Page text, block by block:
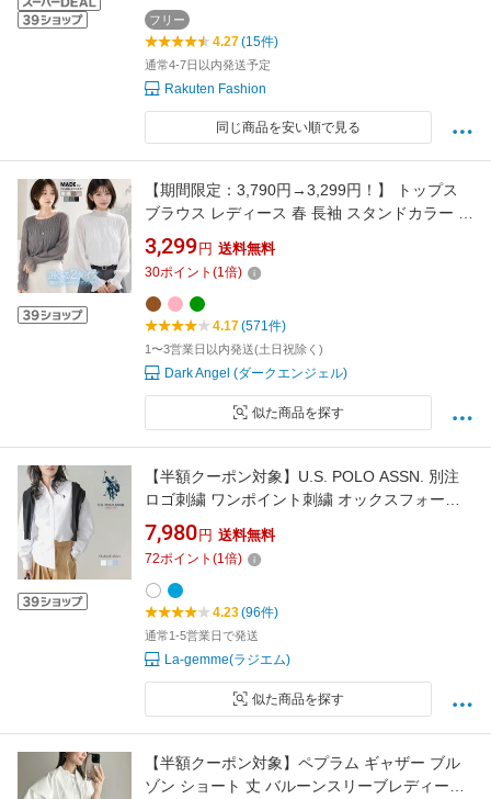
フリー
4.27(15件)
通常4-7日以内発送予定
Rakuten Fashion
同じ商品を安い順で見る
【期間限定：3,790円→3,299円！】 トップス
ブラウス レディース 春 長袖 スタンドカラー ラ
ウンドネック シャーリング 袖フリル 袖シャー
リング 重ね着 着回し ブラック アイボリー ホワ
イト FREE【 シャーリングブラウス】 ダーク
エンジェル
3,299 円 送料無料
30ポイント (1倍)
4.17(571件)
1〜3営業日以内発送(土日祝除く)
Dark Angel (ダークエンジェル)
似た商品を探す
【半額クーポン対象】U.S. POLO ASSN. 別注
ロゴ刺繍 ワンポイント刺繍 オックスフォード
シャツ レギュラーカラー シーズンレス コット
ン100％ 2026春夏新作 【lstpss26-pl005】【即
納：1-5営業日】【送料無料】メ込2
7,980 円 送料無料
72ポイント (1倍)
4.23(96件)
通常1-5営業日で発送
La-gemme(ラジエム)
似た商品を探す
【半額クーポン対象】ペプラム ギャザー ブル
ゾン ショート 丈 バルーンスリーブレディース